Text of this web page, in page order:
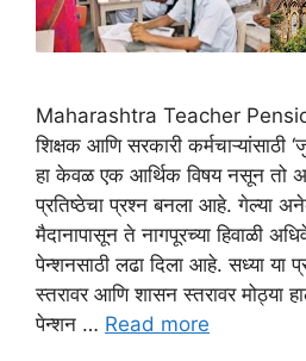
Maharashtra Teacher
शिक्षक आणि सरकारी कर्मचाऱ्यांसाठी
हा केवळ एक आर्थिक विषय नसून तो
प्रतिष्ठेचा प्रश्न बनला आहे. गेल्या
मैदानापासून ते नागपूरच्या हिवाळी
पेन्शनसाठी लढा दिला आहे. सध्या या
स्तरावर आणि शासन स्तरावर मोठ्या
पेन्शन … Read more